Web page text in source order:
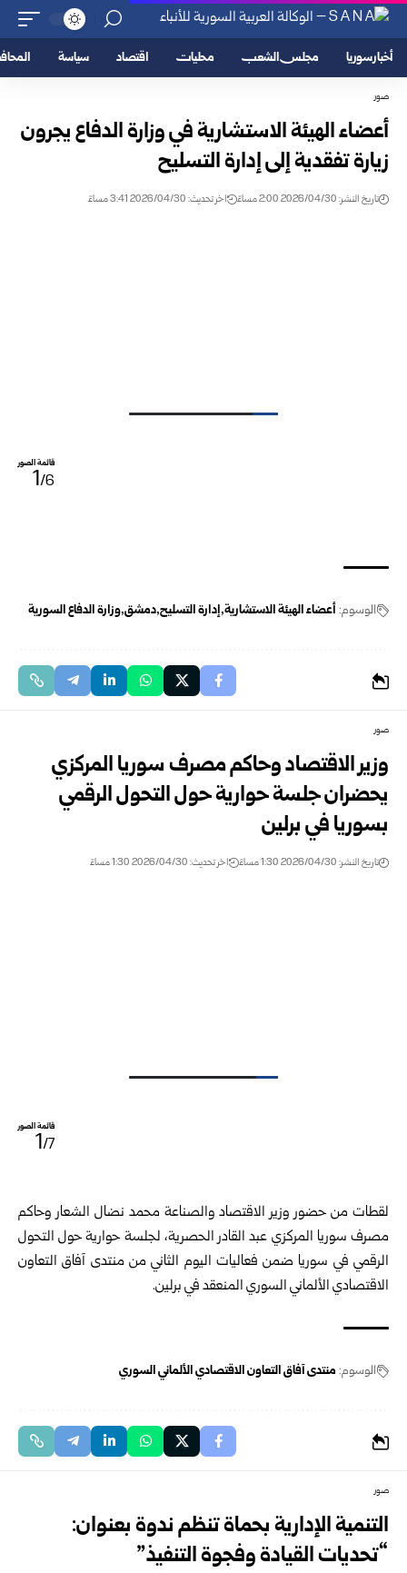
أخبار سوريا مجلس الشعب محليات اقتصاد سياسة
صور
أعضاء الهيئة الاستشارية في وزارة الدفاع يجرون
زيارة تفقدية إلى إدارة التسليح
تاريخ النشر: 2026/04/30 2:00 مساءً اخر تحديث: 2026/04/30 3:41 مساءً
قائمة الصور
1/6
الوسوم:أعضاء الهيئة الاستشارية إدارة التسليح دمشق وزارة الدفاع السورية
صور
وزير الاقتصاد وحاكم مصرف سوريا المركزي
يحضران جلسة حوارية حول التحول الرقمي
بسوريا في برلين
تاريخ النشر: 2026/04/30 1:30 مساءً اخر تحديث: 2026/04/30 1:30 مساءً
قائمة الصور
1/7
لقطات من حضور وزير الاقتصاد والصناعة محمد نضال الشعار وحاكم
مصرف سوريا المركزي عبد القادر الحصرية، لجلسة حوارية حول التحول
الرقمي في سوريا ضمن فعاليات اليوم الثاني من منتدى آفاق التعاون
الاقتصادي الألماني السوري المنعقد في برلين.
الوسوم: منتدى آفاق التعاون الاقتصادي الألماني السوري
صور
التنمية الإدارية بحماة تنظم ندوة بعنوان:
“تحديات القيادة وفجوة التنفيذ”